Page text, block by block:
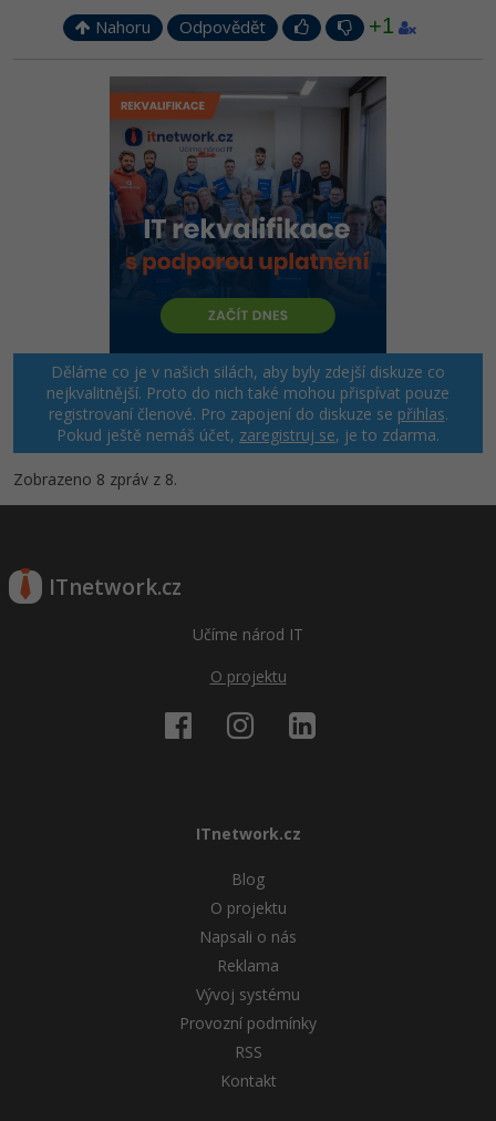
Nahoru Odpovědět +1
Děláme co je v našich silách, aby byly zdejší diskuze co
nejkvalitnější. Proto do nich také mohou přispívat pouze
registrovaní členové. Pro zapojení do diskuze se přihlas.
Pokud ještě nemáš účet, zaregistruj se, je to zdarma.
Zobrazeno 8 zpráv z 8.
ITnetwork.cz
Učíme národ IT
O projektu
ITnetwork.cz
Blog
O projektu
Napsali o nás
Reklama
Vývoj systému
Provozní podmínky
RSS
Kontakt